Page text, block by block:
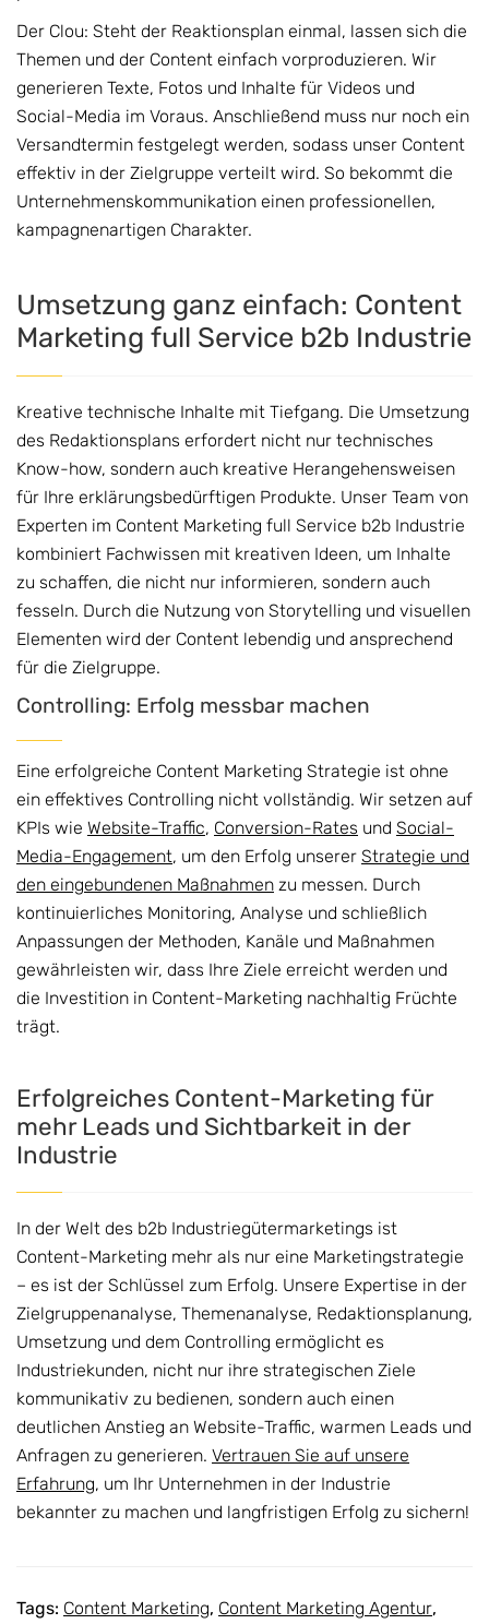
Der Clou: Steht der Reaktionsplan einmal, lassen sich die
Themen und der Content einfach vorproduzieren. Wir
generieren Texte, Fotos und Inhalte für Videos und
Social-Media im Voraus. Anschließend muss nur noch ein
Versandtermin festgelegt werden, sodass unser Content
effektiv in der Zielgruppe verteilt wird. So bekommt die
Unternehmenskommunikation einen professionellen,
kampagnenartigen Charakter.
Umsetzung ganz einfach: Content
Marketing full Service b2b Industrie
Kreative technische Inhalte mit Tiefgang. Die Umsetzung
des Redaktionsplans erfordert nicht nur technisches
Know-how, sondern auch kreative Herangehensweisen
für Ihre erklärungsbedürftigen Produkte. Unser Team von
Experten im Content Marketing full Service b2b Industrie
kombiniert Fachwissen mit kreativen Ideen, um Inhalte
zu schaffen, die nicht nur informieren, sondern auch
fesseln. Durch die Nutzung von Storytelling und visuellen
Elementen wird der Content lebendig und ansprechend
für die Zielgruppe.
Controlling: Erfolg messbar machen
Eine erfolgreiche Content Marketing Strategie ist ohne
ein effektives Controlling nicht vollständig. Wir setzen auf
KPIs wie Website-Traffic, Conversion-Rates und Social-
Media-Engagement, um den Erfolg unserer Strategie und
den eingebundenen Maßnahmen zu messen. Durch
kontinuierliches Monitoring, Analyse und schließlich
Anpassungen der Methoden, Kanäle und Maßnahmen
gewährleisten wir, dass Ihre Ziele erreicht werden und
die Investition in Content-Marketing nachhaltig Früchte
trägt.
Erfolgreiches Content-Marketing für
mehr Leads und Sichtbarkeit in der
Industrie
In der Welt des b2b Industriegütermarketings ist
Content-Marketing mehr als nur eine Marketingstrategie
– es ist der Schlüssel zum Erfolg. Unsere Expertise in der
Zielgruppenanalyse, Themenanalyse, Redaktionsplanung,
Umsetzung und dem Controlling ermöglicht es
Industriekunden, nicht nur ihre strategischen Ziele
kommunikativ zu bedienen, sondern auch einen
deutlichen Anstieg an Website-Traffic, warmen Leads und
Anfragen zu generieren. Vertrauen Sie auf unsere
Erfahrung, um Ihr Unternehmen in der Industrie
bekannter zu machen und langfristigen Erfolg zu sichern!
Tags: Content Marketing, Content Marketing Agentur,